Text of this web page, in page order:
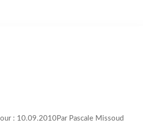
: 10.09.2010Par Pascale Missoud